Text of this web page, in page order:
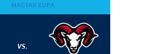
MAGYAR KUPA
VS.